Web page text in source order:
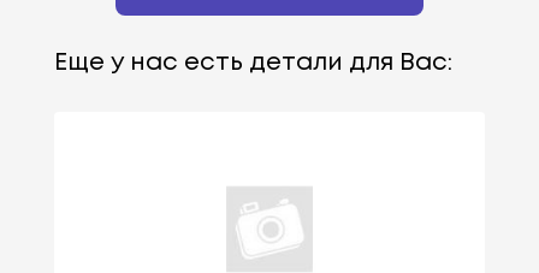
Еще у нас есть детали для Вас: